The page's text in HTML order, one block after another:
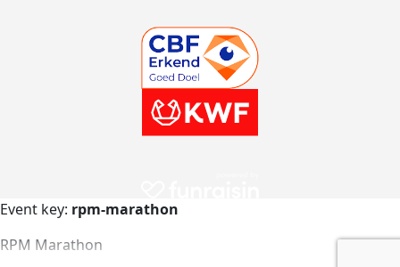
Event key: rpm-marathon
RPM Marathon